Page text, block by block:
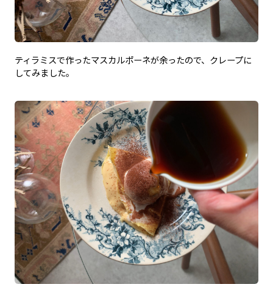
ティラミスで作ったマスカルポーネが余ったので、クレープに
してみました。